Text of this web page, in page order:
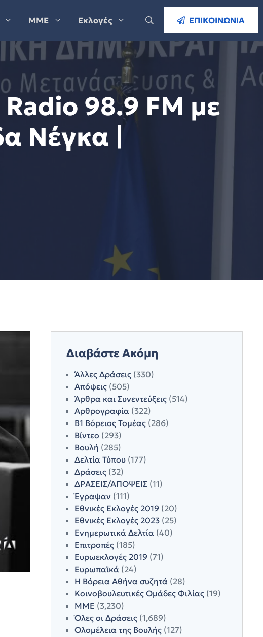
ΜΜΕ Εκλογές ΕΠΙΚΟΙΝΩΝΙΑ
98.9 FM με
Νέγκα |
Διαβάστε Ακόμη
Άλλες Δράσεις(330)
Απόψεις(505)
Άρθρα και Συνεντεύξεις(514)
Αρθρογραφία(322)
Β1 Βόρειος Τομέας(286)
Βίντεο (293)
Βουλή (285)
Δελτία Τύπου(177)
Δράσεις(32)
ΔΡΑΣΕΙΣ/ΑΠΟΨΕΙΣ(11)
Έγραψαν (111)
Εθνικές Εκλογές 2019 (20)
Εθνικές Εκλογές 2023(25)
Ενημερωτικά Δελτία(40)
Επιτροπές(185)
Ευρωεκλογές 2019 (71)
Ευρωπαϊκά(24)
Η Βόρεια Αθήνα συζητά(28)
Κοινοβουλευτικές Ομάδες Φιλίας(19)
ΜΜΕ (3,230)
Όλες οι Δράσεις(1,689)
Ολομέλεια της Βουλής(127)